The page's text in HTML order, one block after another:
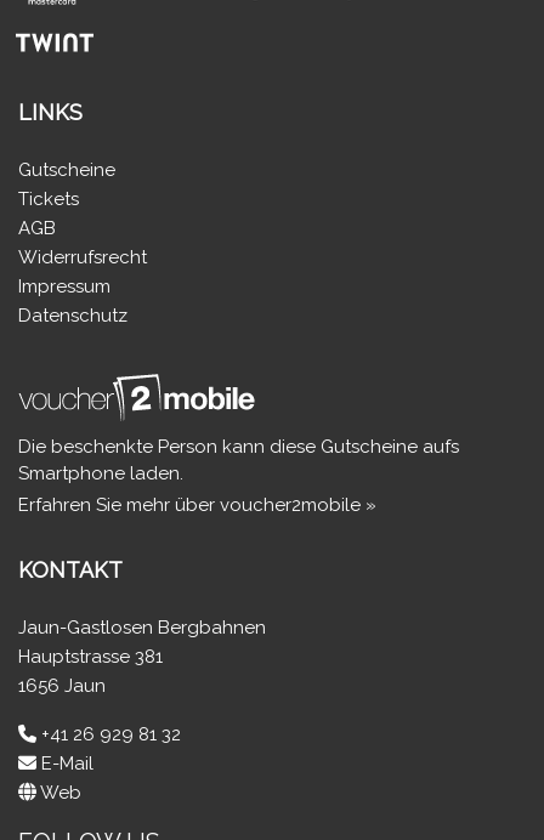
LINKS
Gutscheine
Tickets
AGB
Widerrufsrecht
Impressum
Datenschutz
Die beschenkte Person kann diese Gutscheine aufs
Smartphone laden.
Erfahren Sie mehr über voucher2mobile »
KONTAKT
Jaun-Gastlosen Bergbahnen
Hauptstrasse 381
1656 Jaun
+41 26 929 81 32
E-Mail
Web